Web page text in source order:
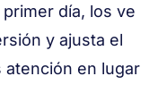
día, los ve
y ajusta el
atención en lugar